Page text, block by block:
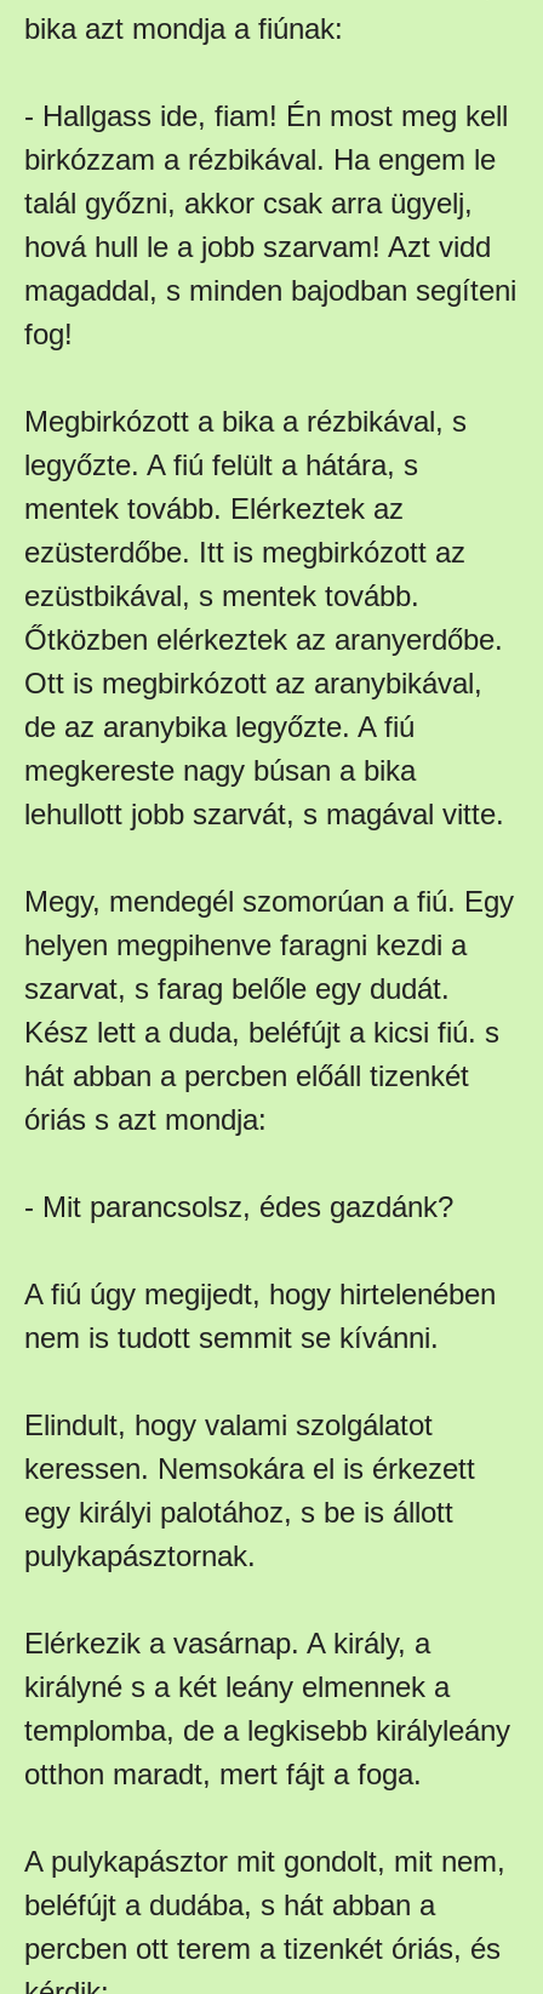
bika azt mondja a fiúnak:
- Hallgass ide, fiam! Én most meg kell
birkózzam a rézbikával. Ha engem le
talál győzni, akkor csak arra ügyelj,
hová hull le a jobb szarvam! Azt vidd
magaddal, s minden bajodban segíteni
fog!
Megbirkózott a bika a rézbikával, s
legyőzte. A fiú felült a hátára, s
mentek tovább. Elérkeztek az
ezüsterdőbe. Itt is megbirkózott az
ezüstbikával, s mentek tovább.
Őtközben elérkeztek az aranyerdőbe.
Ott is megbirkózott az aranybikával,
de az aranybika legyőzte. A fiú
megkereste nagy búsan a bika
lehullott jobb szarvát, s magával vitte.
Megy, mendegél szomorúan a fiú. Egy
helyen megpihenve faragni kezdi a
szarvat, s farag belőle egy dudát.
Kész lett a duda, beléfújt a kicsi fiú. s
hát abban a percben előáll tizenkét
óriás s azt mondja:
- Mit parancsolsz, édes gazdánk?
A fiú úgy megijedt, hogy hirtelenében
nem is tudott semmit se kívánni.
Elindult, hogy valami szolgálatot
keressen. Nemsokára el is érkezett
egy királyi palotához, s be is állott
pulykapásztornak.
Elérkezik a vasárnap. A király, a
királyné s a két leány elmennek a
templomba, de a legkisebb királyleány
otthon maradt, mert fájt a foga.
A pulykapásztor mit gondolt, mit nem,
beléfújt a dudába, s hát abban a
percben ott terem a tizenkét óriás, és